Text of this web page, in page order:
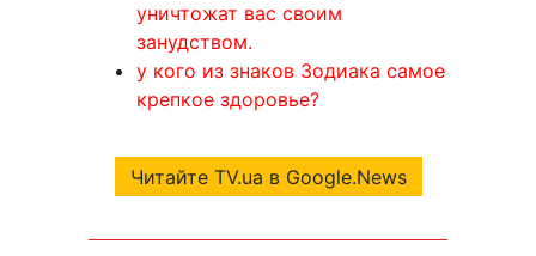
уничтожат вас своим
занудством.
у кого из знаков Зодиака самое
крепкое здоровье?
Читайте TV.ua в Google.News